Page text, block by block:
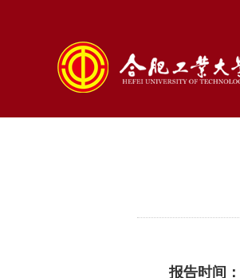
报告时间 ：